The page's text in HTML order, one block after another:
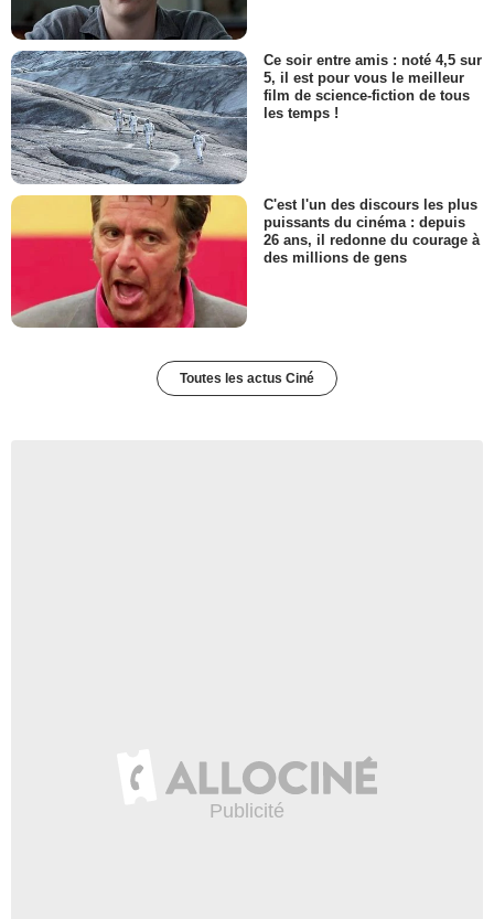
Ce soir entre amis : noté 4,5 sur
5, il est pour vous le meilleur
film de science-fiction de tous
les temps !
C'est l'un des discours les plus
puissants du cinéma : depuis
26 ans, il redonne du courage à
des millions de gens
Toutes les actus Ciné